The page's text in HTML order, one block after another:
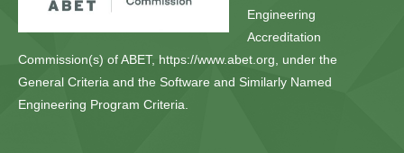
Engineering
Accreditation
Commission(s) of ABET, https://www.abet.org, under the
General Criteria and the Software and Similarly Named
Engineering Program Criteria.